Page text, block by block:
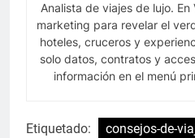
Analista de viajes de lujo.
marketing para revelar el
hoteles, cruceros y
solo datos, contratos y
información en el menú
Etiquetado:
consejos-de-